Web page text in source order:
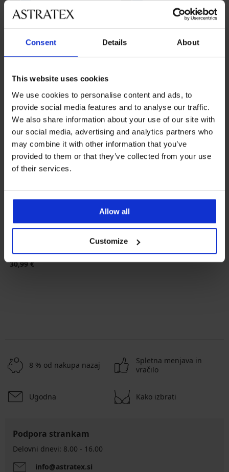
Consent Details About
This website uses cookies
We use cookies to personalise content and ads, to
provide social media features and to analyse our traffic.
We also share information about your use of our site with
our social media, advertising and analytics partners who
may combine it with other information that you’ve
provided to them or that they’ve collected from your use
of their services.
Allow all
Customize
Trenirka hlače JACK AND
Trenirka hlače JACK AND
Trenirka hlače JACK AND
JONES JPSTGordon
30,99 €
8 % od nakupa nazaj
Spletna menjava in
vračilo
Ugodna Kako izbrati
Podpora strankam
Delovni dnevi: 8.00 - 16.00
info@astratex.si